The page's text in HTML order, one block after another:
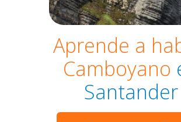
Aprende a
Camboyano
Santander